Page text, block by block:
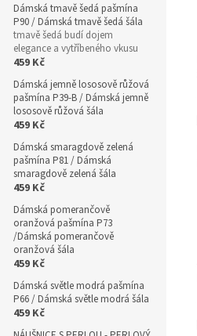
Dámská tmavě šedá pašmína
P90 / Dámská tmavě šedá šála
tmavě šedá budí dojem
elegance a vytříbeného vkusu
459 Kč
Dámská jemně lososově růžová
pašmína P39-B / Dámská jemně
lososově růžová šála
459 Kč
Dámská smaragdově zelená
pašmína P81 / Dámská
smaragdově zelená šála
459 Kč
Dámská pomerančově
oranžová pašmína P73
/Dámská pomerančově
oranžová šála
459 Kč
Dámská světle modrá pašmína
P66 / Dámská světle modrá šála
459 Kč